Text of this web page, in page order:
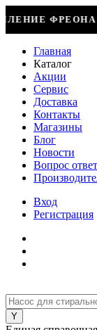
НА ВЕСЬ
Главная
Каталог
Акции
Сервис
Доставка
Контакты
Магазины
Блог
Новости
Вопрос ответ
Вход
Регистрация